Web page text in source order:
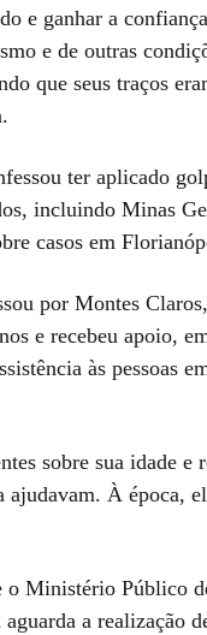
e ganhar a
e de outras
que seus traços
ter aplicado
incluindo Minas
casos em
por Montes
e recebeu apoio,
às pessoas
sobre sua idade e
ajudavam. À época,
Ministério Público
a realização